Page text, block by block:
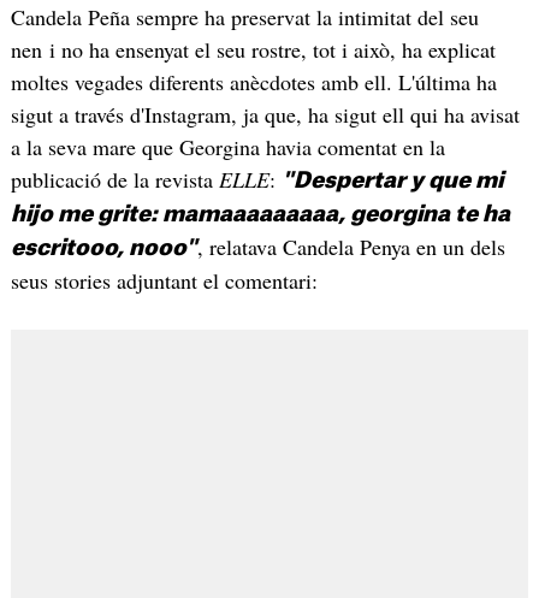
Candela Peña sempre ha preservat la intimitat del seu
nen i no ha ensenyat el seu rostre, tot i això, ha explicat
moltes vegades diferents anècdotes amb ell. L'última ha
sigut a través d'Instagram, ja que, ha sigut ell qui ha avisat
a la seva mare que Georgina havia comentat en la
publicació de la revista ELLE: "Despertar y que mi
hijo me grite: mamaaaaaaaaa, georgina te ha
escritooo, nooo", relatava Candela Penya en un dels
seus stories adjuntant el comentari: